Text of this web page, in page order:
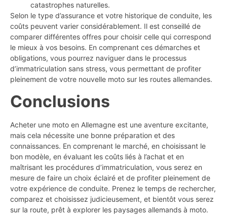
catastrophes naturelles.
Selon le type d’assurance et votre historique de conduite, les
coûts peuvent varier considérablement. Il est conseillé de
comparer différentes offres pour choisir celle qui correspond
le mieux à vos besoins. En comprenant ces démarches et
obligations, vous pourrez naviguer dans le processus
d’immatriculation sans stress, vous permettant de profiter
pleinement de votre nouvelle moto sur les routes allemandes.
Conclusions
Acheter une moto en Allemagne est une aventure excitante,
mais cela nécessite une bonne préparation et des
connaissances. En comprenant le marché, en choisissant le
bon modèle, en évaluant les coûts liés à l’achat et en
maîtrisant les procédures d’immatriculation, vous serez en
mesure de faire un choix éclairé et de profiter pleinement de
votre expérience de conduite. Prenez le temps de rechercher,
comparez et choisissez judicieusement, et bientôt vous serez
sur la route, prêt à explorer les paysages allemands à moto.